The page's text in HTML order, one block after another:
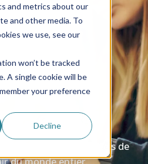
and metrics about our
and other media. To
we use, see our
won’t be tracked
A single cookie will be
your preference
Decline
et
destinés
au pair
les témoignages réels de